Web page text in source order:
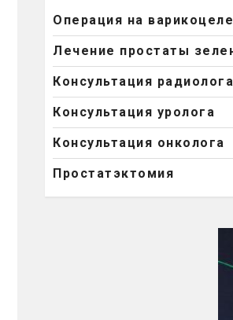
Операция на варикоцеле
Лечение простаты
Консультация радиолога
Консультация уролога
Консультация онколога
Простатэктомия